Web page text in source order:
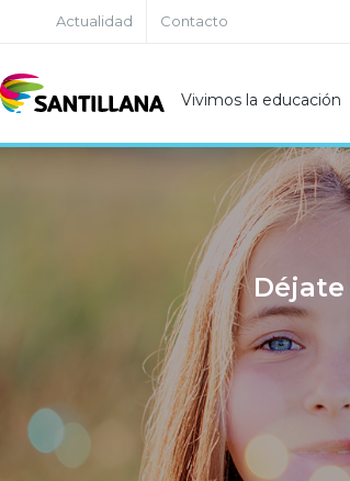
Actualidad Contacto
Vivimos la educación